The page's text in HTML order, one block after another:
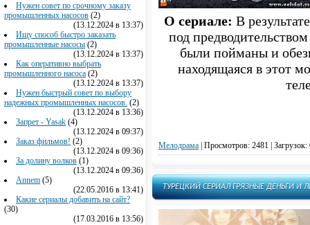
Нужен совет по срочному заказу
промышленных насосов (2)
(13.12.2024 в 13:37)
Ищу способ быстро заказать
промышленные насосы (2)
(13.12.2024 в 13:37)
Как оперативно выбрать
промышленного насоса (2)
(13.12.2024 в 13:37)
Нужен быстрый совет по выбору
надежных промышленных насосов. (2)
(13.12.2024 в 13:36)
Запрет - Yasak (4)
(13.12.2024 в 09:37)
Заказ фильмов! (2)
(13.12.2024 в 09:36)
За долину волков (1)
(13.12.2024 в 09:36)
Annem (5)
(22.05.2016 в 13:41)
Какие сериалы добавить на сайт?
(30)
(17.03.2016 в 13:56)
О сериале: В
под
были пойманы и
находящаяся в этот
Мелодрама Просмотров: 2481 |
ТУРЕЦКИЙ СЕРИАЛ ГРЯЗНЫЕ ДЕНЬГИ И